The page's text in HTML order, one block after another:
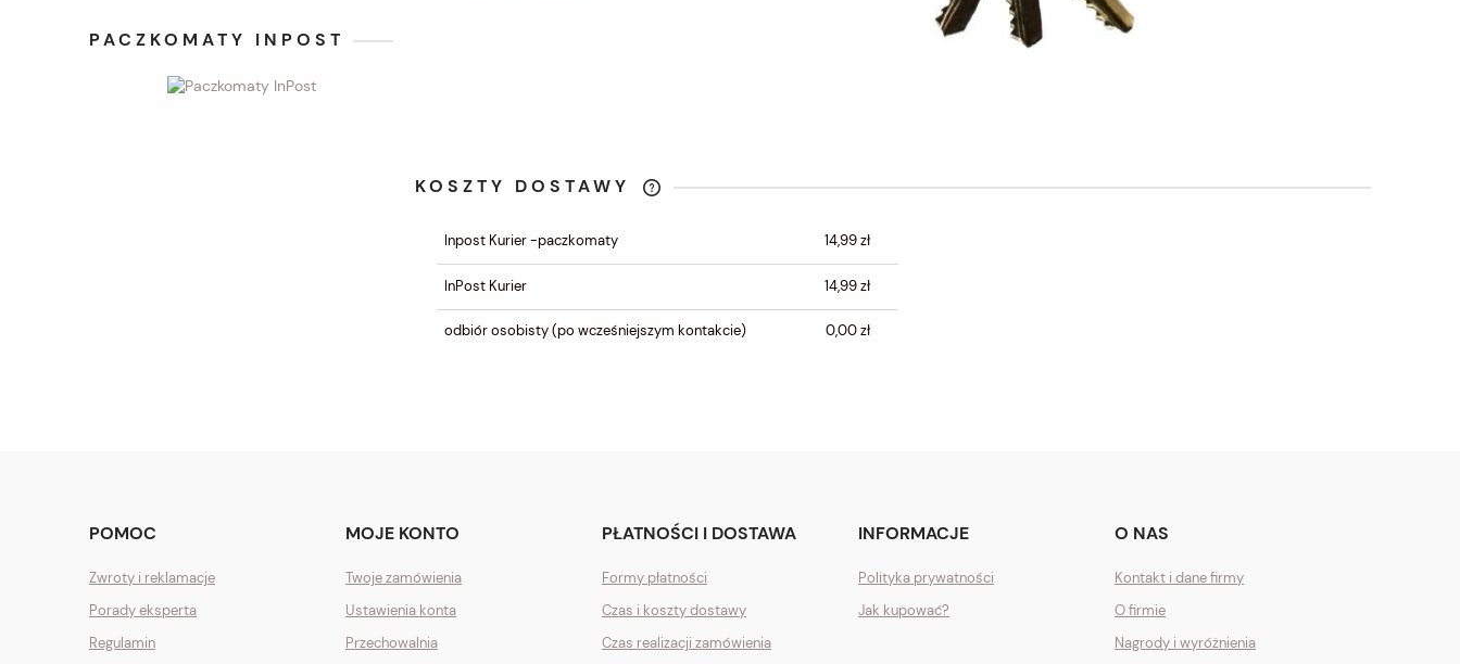
PACZKOMATY INPOST
KOSZTY DOSTAWY
CENA NIE ZAWIERA
Inpost Kurier -paczkomaty 14,99 zł
InPost Kurier 14,99 zł
odbiór osobisty(po wcześniejszym kontakcie) 0,00 zł
POMOC
Zwroty i reklamacje
Porady eksperta
Regulamin
MOJE KONTO
Twoje zamówienia
Ustawienia konta
Przechowalnia
PŁATNOŚCI I DOSTAWA
Formy płatności
Czas i koszty dostawy
Czas realizacji zamówienia
INFORMACJE
Polityka prywatności
Jak kupować?
O NAS
Kontakt i dane firmy
O firmie
Nagrody i wyróżnienia